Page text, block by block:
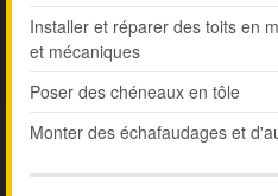
Installer et réparer des toits en
et mécaniques
Poser des chéneaux en tôle
Monter des échafaudages et